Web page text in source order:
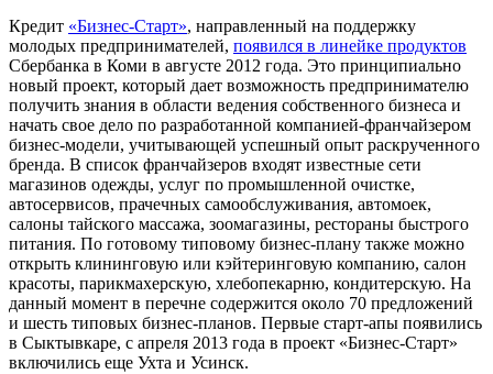
Кредит «Бизнес-Старт», направленный на поддержку
молодых предпринимателей, появился в линейке продуктов
Сбербанка в Коми в августе 2012 года. Это принципиально
новый проект, который дает возможность предпринимателю
получить знания в области ведения собственного бизнеса и
начать свое дело по разработанной компанией-франчайзером
бизнес-модели, учитывающей успешный опыт раскрученного
бренда. В список франчайзеров входят известные сети
магазинов одежды, услуг по промышленной очистке,
автосервисов, прачечных самообслуживания, автомоек,
салоны тайского массажа, зоомагазины, рестораны быстрого
питания. По готовому типовому бизнес-плану также можно
открыть клининговую или кэйтеринговую компанию, салон
красоты, парикмахерскую, хлебопекарню, кондитерскую. На
данный момент в перечне содержится около 70 предложений
и шесть типовых бизнес-планов. Первые старт-апы появились
в Сыктывкаре, с апреля 2013 года в проект «Бизнес-Старт»
включились еще Ухта и Усинск.